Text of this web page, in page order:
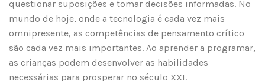
questionar suposições e tomar decisões informadas. No
mundo de hoje, onde a tecnologia é cada vez mais
omnipresente, as competências de pensamento crítico
são cada vez mais importantes. Ao aprender a programar,
as crianças podem desenvolver as habilidades
necessárias para prosperar no século XXI.